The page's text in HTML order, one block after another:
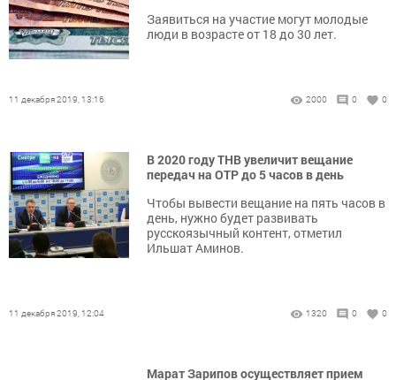
Заявиться на участие могут молодые
люди в возрасте от 18 до 30 лет.
11 декабря 2019, 13:16 2000 0 0
В 2020 году ТНВ увеличит вещание
передач на ОТР до 5 часов в день
Чтобы вывести вещание на пять часов в
день, нужно будет развивать
русскоязычный контент, отметил
Ильшат Аминов.
11 декабря 2019, 12:04 1320 0 0
Марат Зарипов осуществляет прием